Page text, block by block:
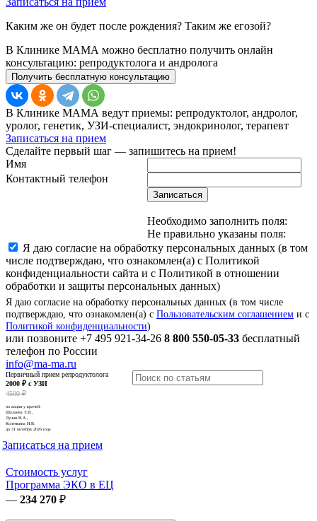
Каким же он будет после рождения? Таким же егозой?
В Клинике МАМА можно бесплатно получить онлайн
консультацию: репродуктолога и андролога
Получить бесплатную консультацию
В Клинике МАМА ведут приемы: репродуктолог, андролог,
уролог, генетик, УЗИ-специалист, эндокринолог, терапевт
Записаться на прием
Сделайте первый шаг — запишитесь на прием!
Имя
Контактный телефон
Записаться
Необходимо заполнить поля:
Не правильно указаны поля:
Я даю согласие на обработку персональных данных (в том
числе подтверждаю, что ознакомлен(а) с Политикой
конфиденциальности сайта и с Политикой в отношении
обработки и защиты персональных данных)
Я даю согласие на обработку персональных данных (в том числе
подтверждаю, что ознакомлен(а) с Пользовательским соглашением и с
Политикой конфиденциальности)
или позвоните +7 495 921-34-26 8 800 550-05-33 бесплатный
телефон по России
info@ma-ma.ru
Первичный прием репродуктолога
2000 ₽ с УЗИ
4500 ₽
по акции у врачей:
Шалаева Т.И.,
Лучин И.А.,
Коленкина И.В.
до 31 октября 2026 года
Записаться на прием
Стоимость услуг
Программа ЭКО в ЕЦ
— 234 270 ₽